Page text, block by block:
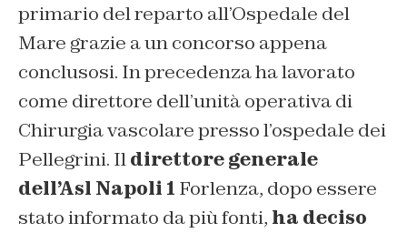
primario del reparto all’Ospedale del
Mare grazie a un concorso appena
conclusosi. In precedenza ha lavorato
come direttore dell’unità operativa di
Chirurgia vascolare presso l’ospedale dei
Pellegrini. Ildirettore generale
dell’Asl Napoli 1 Forlenza, dopo essere
stato informato da più fonti, ha deciso